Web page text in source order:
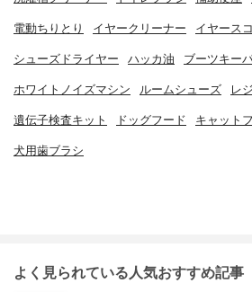
電動ちりとり イヤークリーナー イヤース
シューズドライヤー ハッカ油 ブーツキー
ホワイトノイズマシン ルームシューズ レ
遺伝子検査キット ドッグフード キャット
犬用歯ブラシ
よく見られている人気おすすめ記事